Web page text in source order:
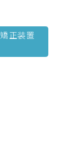
正装置